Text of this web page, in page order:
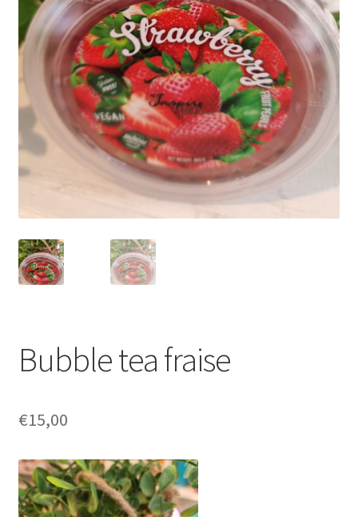
Porte-clés
Fruits déshydratés
coffrets découvertes
Bubble tea fraise
€15,00